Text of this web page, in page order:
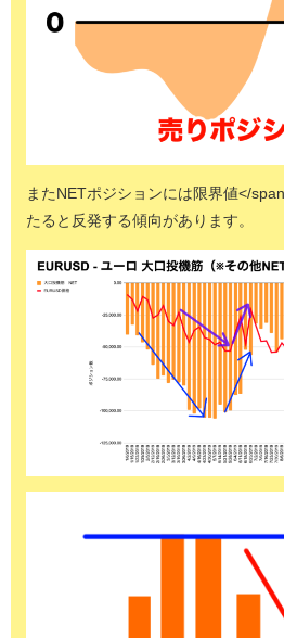
またNETポジションには限界値</
たると反発する傾向があります。